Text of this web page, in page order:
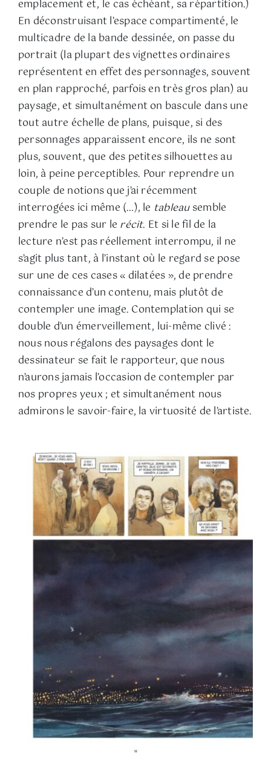
emplacement et, le cas échéant, sa répartition.)
En déconstruisant l’espace compartimenté, le
multicadre de la bande dessinée, on passe du
portrait (la plupart des vignettes ordinaires
représentent en effet des personnages, souvent
en plan rapproché, parfois en très gros plan) au
paysage, et simultanément on bascule dans une
tout autre échelle de plans, puisque, si des
personnages apparaissent encore, ils ne sont
plus, souvent, que des petites silhouettes au
loin, à peine perceptibles. Pour reprendre un
couple de notions que j’ai récemment
interrogées ici même (…), le tableausemble
prendre le pas sur le récit. Et si le fil de la
lecture n’est pas réellement interrompu, il ne
s’agit plus tant, à l’instant où le regard se pose
sur une de ces cases « dilatées », de prendre
connaissance d’un contenu, mais plutôt de
contempler une image. Contemplation qui se
double d’un émerveillement, lui-même clivé :
nous nous régalons des paysages dont le
dessinateur se fait le rapporteur, que nous
n’aurons jamais l’occasion de contempler par
nos propres yeux ; et simultanément nous
admirons le savoir-faire, la virtuosité de l’artiste.